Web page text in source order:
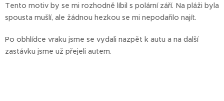
Tento motiv by se mi rozhodně líbil s polární září. Na pláži byla
spousta mušlí, ale žádnou hezkou se mi nepodařilo najít.
Po obhlídce vraku jsme se vydali nazpět k autu a na další
zastávku jsme už přejeli autem.